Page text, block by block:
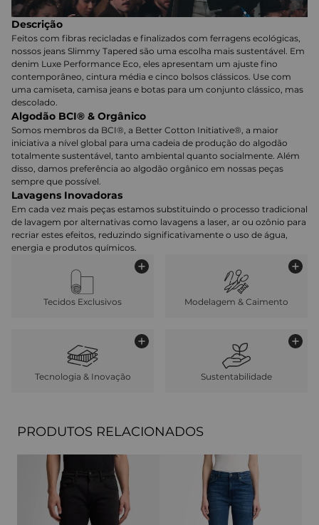
Descrição
Feitos com fibras recicladas e finalizados com ferragens ecológicas,
nossos jeans Slimmy Tapered são uma escolha mais sustentável. Em
denim Luxe Performance Eco, eles apresentam um ajuste fino
contemporâneo, cintura média e cinco bolsos clássicos. Use com
uma camiseta, camisa jeans e botas para um conjunto clássico, mas
descolado.
Algodão BCI® & Orgânico
Somos membros da BCI®, a Better Cotton Initiative®, a maior
iniciativa a nível global para uma cadeia de produção do algodão
totalmente sustentável, tanto ambiental quanto socialmente. Além
disso, damos preferência ao algodão orgânico em nossas peças
sempre que possível.
Lavagens Inovadoras
Em cada vez mais peças estamos substituindo o processo tradicional
de lavagem por alternativas como lavagens a laser, ar ou ozônio para
recriar estes efeitos, reduzindo significativamente o uso de água,
energia e produtos químicos.
Tecidos Exclusivos Modelagem & Caimento
Tecnologia & Inovação Sustentabilidade
PRODUTOS RELACIONADOS